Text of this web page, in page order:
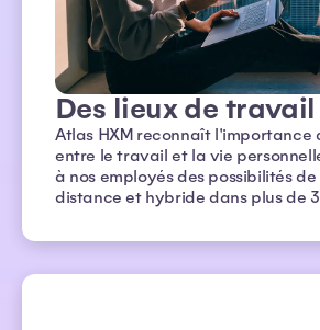
Des lieux de
Atlas HXM reconnaît l'importance
entre le travail et la vie
à nos employés des possibilités
distance et hybride dans plus de